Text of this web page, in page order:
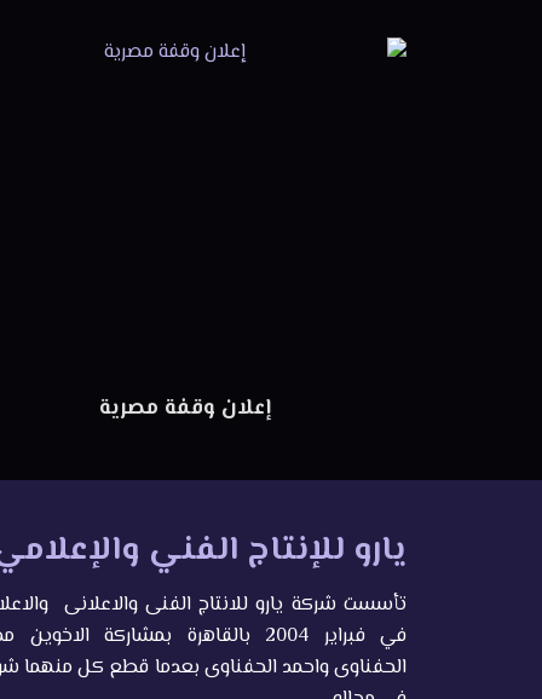
إعلان وقفة مصرية
يارو للإنتاج الفني
تأسست شركة يارو للانتاج الفنى والاعلانى
في فبراير 2004 بالقاهرة بمشاركة
الحفناوى واحمد الحفناوى بعدما قطع كل منهما